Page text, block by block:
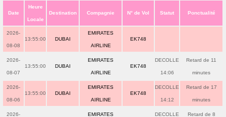
Date
Heure
Locale
Destination Compagnie N° de Vol Statut Ponctualité
2026-
08-08
13:55:00 DUBAI
EMIRATES
AIRLINE
EK748
2026-
08-07
13:55:00 DUBAI
EMIRATES
AIRLINE
EK748
DECOLLE
14:06
Retard de 11
minutes
2026-
08-06
13:55:00 DUBAI
EMIRATES
AIRLINE
EK748
DECOLLE
14:12
Retard de 17
minutes
2026- EMIRATES DECOLLE Retard de 8